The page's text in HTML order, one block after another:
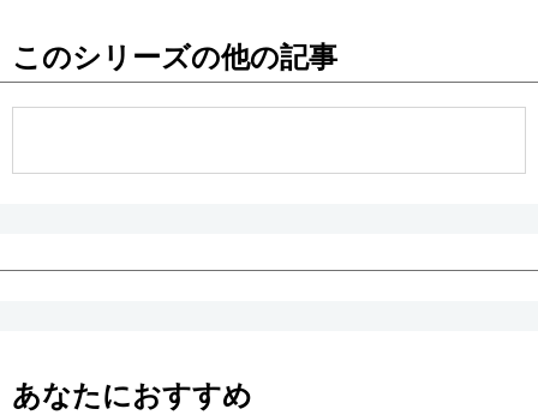
お知らせ
公式SNS
このシリーズの他の記事
あなたにおすすめ